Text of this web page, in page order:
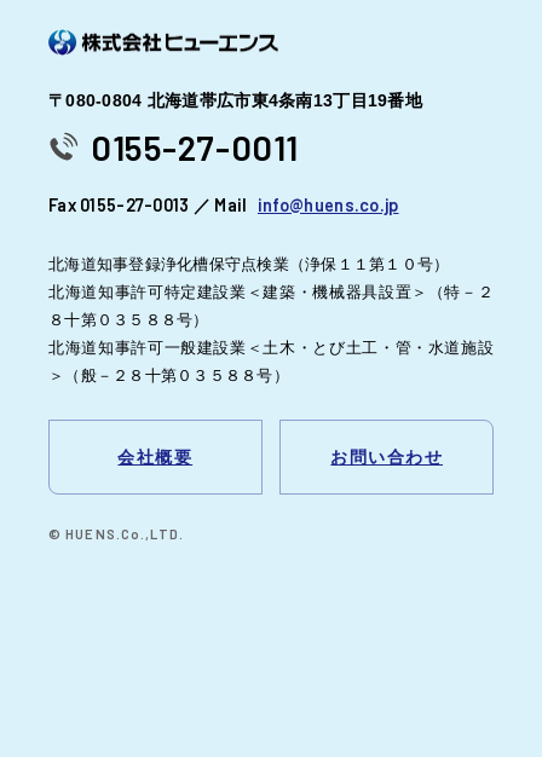
〒080-0804 北海道帯広市東4条南13丁目19番地
0155-27-0011
Fax 0155-27-0013 ／ Mail info@huens.co.jp
北海道知事登録浄化槽保守点検業（浄保１１第１０号）
北海道知事許可特定建設業＜建築・機械器具設置＞（特－２
８十第０３５８８号）
北海道知事許可一般建設業＜土木・とび土工・管・水道施設
＞（般－２８十第０３５８８号）
会社概要 お問い合わせ
© HUENS.Co.,LTD.